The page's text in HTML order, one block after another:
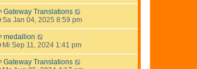
Gateway Translations
Sa Jan 04, 2025 8:59 pm
medallion
Mi Sep 11, 2024 1:41 pm
Gateway Translations